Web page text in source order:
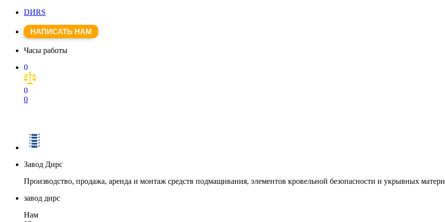
DИRS
НАПИСАТЬ НАМ
Часы работы
0
0
0
Завод Дирс
Производство, продажа, аренда и монтаж средств подмащивания, элементов кровельной безопасности и укрывных
завод дирс
Нам